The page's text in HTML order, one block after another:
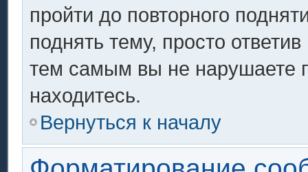
пройти до повторного
поднять тему, просто
тем самым вы не нарушаете
находитесь.
Вернуться к началу